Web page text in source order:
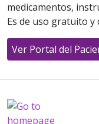
medicamentos,
Es de uso gratuito
Ver Portal del